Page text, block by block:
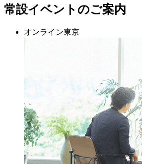
常設イベントのご案内
オンライン東京